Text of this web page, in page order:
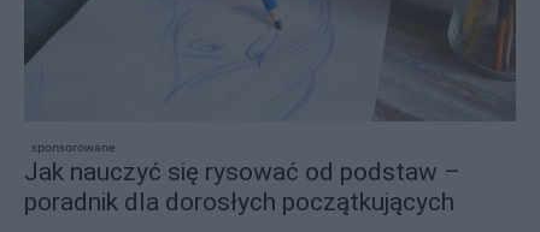
sponsorowane
Jak nauczyć się rysować od podstaw –
poradnik dla dorosłych początkujących